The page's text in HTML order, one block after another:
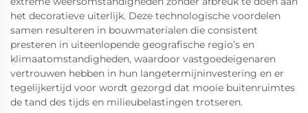
het decoratieve uiterlijk. Deze technologische voordelen
samen resulteren in bouwmaterialen die consistent
presteren in uiteenlopende geografische regio’s en
klimaatomstandigheden, waardoor vastgoedeigenaren
vertrouwen hebben in hun langetermijninvestering en er
tegelijkertijd voor wordt gezorgd dat mooie buitenruimtes
de tand des tijds en milieubelastingen trotseren.